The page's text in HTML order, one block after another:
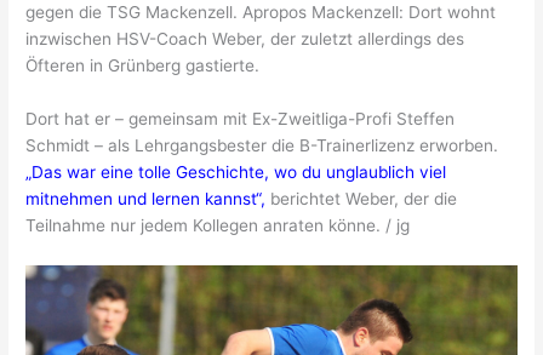
gegen die TSG Mackenzell. Apropos Mackenzell: Dort wohnt
inzwischen HSV-Coach Weber, der zuletzt allerdings des
Öfteren in Grünberg gastierte.
Dort hat er – gemeinsam mit Ex-Zweitliga-Profi Steffen
Schmidt – als Lehrgangsbester die B-Trainerlizenz erworben.
„Das war eine tolle Geschichte, wo du unglaublich viel
mitnehmen und lernen kannst“, berichtet Weber, der die
Teilnahme nur jedem Kollegen anraten könne. / jg